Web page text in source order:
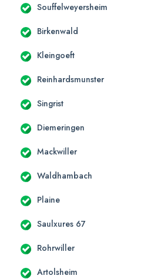
Souffelweyersheim
Birkenwald
Kleingoeft
Reinhardsmunster
Singrist
Diemeringen
Mackwiller
Waldhambach
Plaine
Saulxures 67
Rohrwiller
Artolsheim